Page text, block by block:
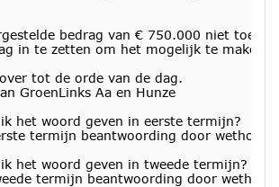
bedrag van € 750.000 niet toe te
in te zetten om het mogelijk te maken
tot de orde van de dag.
GroenLinks Aa en Hunze
het woord geven in eerste termijn?
termijn beantwoording door
het woord geven in tweede termijn?
termijn beantwoording door